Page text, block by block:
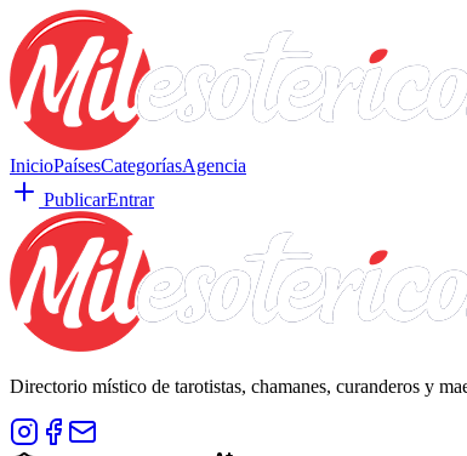
InicioPaísesCategoríasAgencia
PublicarEntrar
Directorio místico de tarotistas, chamanes, curanderos y